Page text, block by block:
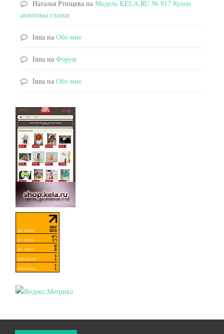
Наталья Ртищева на Модель KELA.RU № 917 Кулон
анютины глазки
Inna на Обо мне
Inna на Форум
Inna на Обо мне